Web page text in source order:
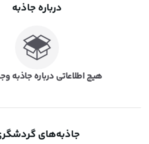
درباره جاذبه
هیچ اطلاعاتی درباره جاذبه
جاذبه‌های